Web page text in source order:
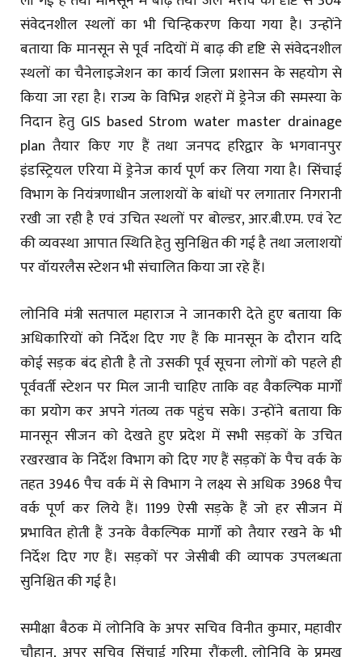
संवेदनशील स्थलों का भी चिन्हिकरण किया गया है। उन्होंने
बताया कि मानसून से पूर्व नदियों में बाढ़ की दृष्टि से संवेदनशील
स्थलों का चैनेलाइजेशन का कार्य जिला प्रशासन के सहयोग से
किया जा रहा है। राज्य के विभिन्न शहरों में ड्रेनेज की समस्या के
निदान हेतु GIS based Strom water master drainage
plan तैयार किए गए हैं तथा जनपद हरिद्वार के भगवानपुर
इंडस्ट्रियल एरिया में ड्रेनेज कार्य पूर्ण कर लिया गया है। सिंचाई
विभाग के नियंत्रणाधीन जलाशयों के बांधों पर लगातार निगरानी
रखी जा रही है एवं उचित स्थलों पर बोल्डर, आर.बी.एम. एवं रेट
की व्यवस्था आपात स्थिति हेतु सुनिश्चित की गई है तथा जलाशयों
पर वॉयरलैस स्टेशन भी संचालित किया जा रहे हैं।
लोनिवि मंत्री सतपाल महाराज ने जानकारी देते हुए बताया कि
अधिकारियों को निर्देश दिए गए हैं कि मानसून के दौरान यदि
कोई सड़क बंद होती है तो उसकी पूर्व सूचना लोगों को पहले ही
पूर्ववर्ती स्टेशन पर मिल जानी चाहिए ताकि वह वैकल्पिक मार्गों
का प्रयोग कर अपने गंतव्य तक पहुंच सके। उन्होंने बताया कि
मानसून सीजन को देखते हुए प्रदेश में सभी सड़कों के उचित
रखरखाव के निर्देश विभाग को दिए गए हैं सड़कों के पैच वर्क के
तहत 3946 पैच वर्क में से विभाग ने लक्ष्य से अधिक 3968 पैच
वर्क पूर्ण कर लिये हैं। 1199 ऐसी सड़के हैं जो हर सीजन में
प्रभावित होती हैं उनके वैकल्पिक मार्गों को तैयार रखने के भी
निर्देश दिए गए हैं। सड़कों पर जेसीबी की व्यापक उपलब्धता
सुनिश्चित की गई है।
समीक्षा बैठक में लोनिवि के अपर सचिव विनीत कुमार, महावीर